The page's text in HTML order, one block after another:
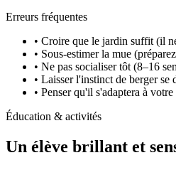
Erreurs fréquentes
• Croire que le jardin suffit (il
• Sous-estimer la mue
• Ne pas socialiser tôt (8–16
• Laisser l'instinct de berger se
• Penser qu'il s'adaptera à
Éducation & activités
Un élève brillant et